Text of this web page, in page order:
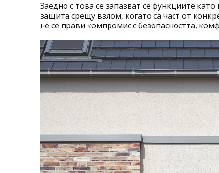
Заедно с това се запазват се функциите
защита срещу взлом, когато са част от
не се прави компромис с безопасността,